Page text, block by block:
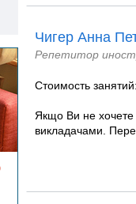
Чигер Анна
Репетитор
Стоимость
Якщо Ви не хочете
викладачами.